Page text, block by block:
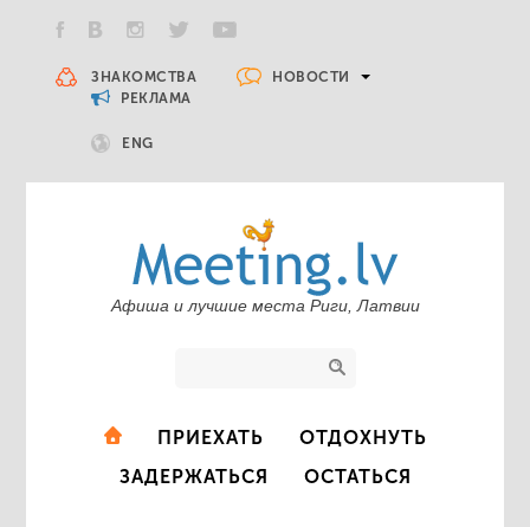
ЗНАКОМСТВА
НОВОСТИ
РЕКЛАМА
ENG
Афиша и лучшие места Риги, Латвии
ПРИЕХАТЬ
ОТДОХНУТЬ
ЗАДЕРЖАТЬСЯ
ОСТАТЬСЯ